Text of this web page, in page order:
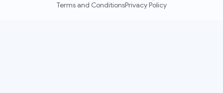
Terms and ConditionsPrivacy Policy